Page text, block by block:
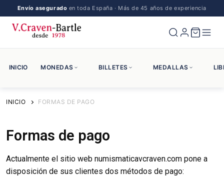
Envío asegurado en toda España · Más de 45 años de experiencia
INICIO MONEDAS BILLETES MEDALLAS
INICIO FORMAS DE PAGO
Formas de pago
Actualmente el sitio web numismaticavcraven.com pone a
disposición de sus clientes dos métodos de pago: